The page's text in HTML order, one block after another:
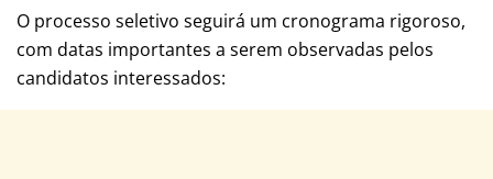
O processo seletivo seguirá um cronograma rigoroso,
com datas importantes a serem observadas pelos
candidatos interessados: